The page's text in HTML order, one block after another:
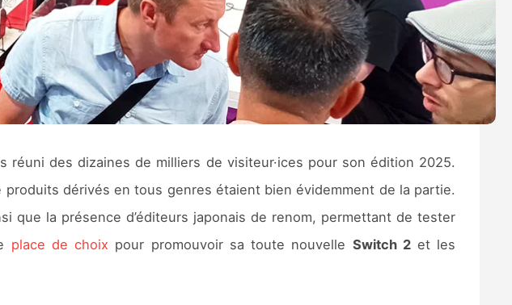
réuni des dizaines de milliers de visiteur·ices pour son édition 2025.
dérivés en tous genres étaient bien évidemment de la partie.
que la présence d’éditeurs japonais de renom, permettant de tester
place de choix pour promouvoir sa toute nouvelle Switch 2et les